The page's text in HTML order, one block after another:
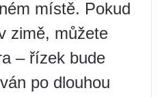
místě. Pokud
zimě, můžete
– řízek bude
po dlouhou